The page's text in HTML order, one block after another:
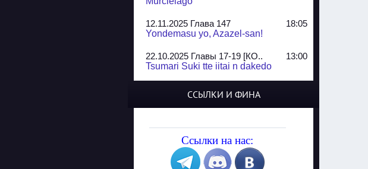
12.11.2025 Глава 147
18:05
Yondemasu yo, Azazel-san!
22.10.2025 Главы 17-19 [КО..
13:00
Tsumari Suki tte iitai n dakedo
Jungle Juice
Yozakura Shijuusou
08.08.2025 Глава 50
A Compendium of Ghosts
ССЫЛКИ И ФИНА
Ссылки на нас: